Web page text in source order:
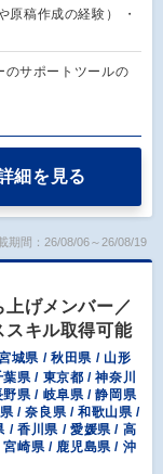
原稿作成の経験） ・
のサポートツールの
細を見る
期間：26/08/06～26/08/19
げメンバー／
スキル取得可能
城県 / 秋田県 / 山形
県 / 東京都 / 神奈川
県 / 岐阜県 / 静岡県
/ 奈良県 / 和歌山県 /
/ 香川県 / 愛媛県 / 高
崎県 / 鹿児島県 / 沖